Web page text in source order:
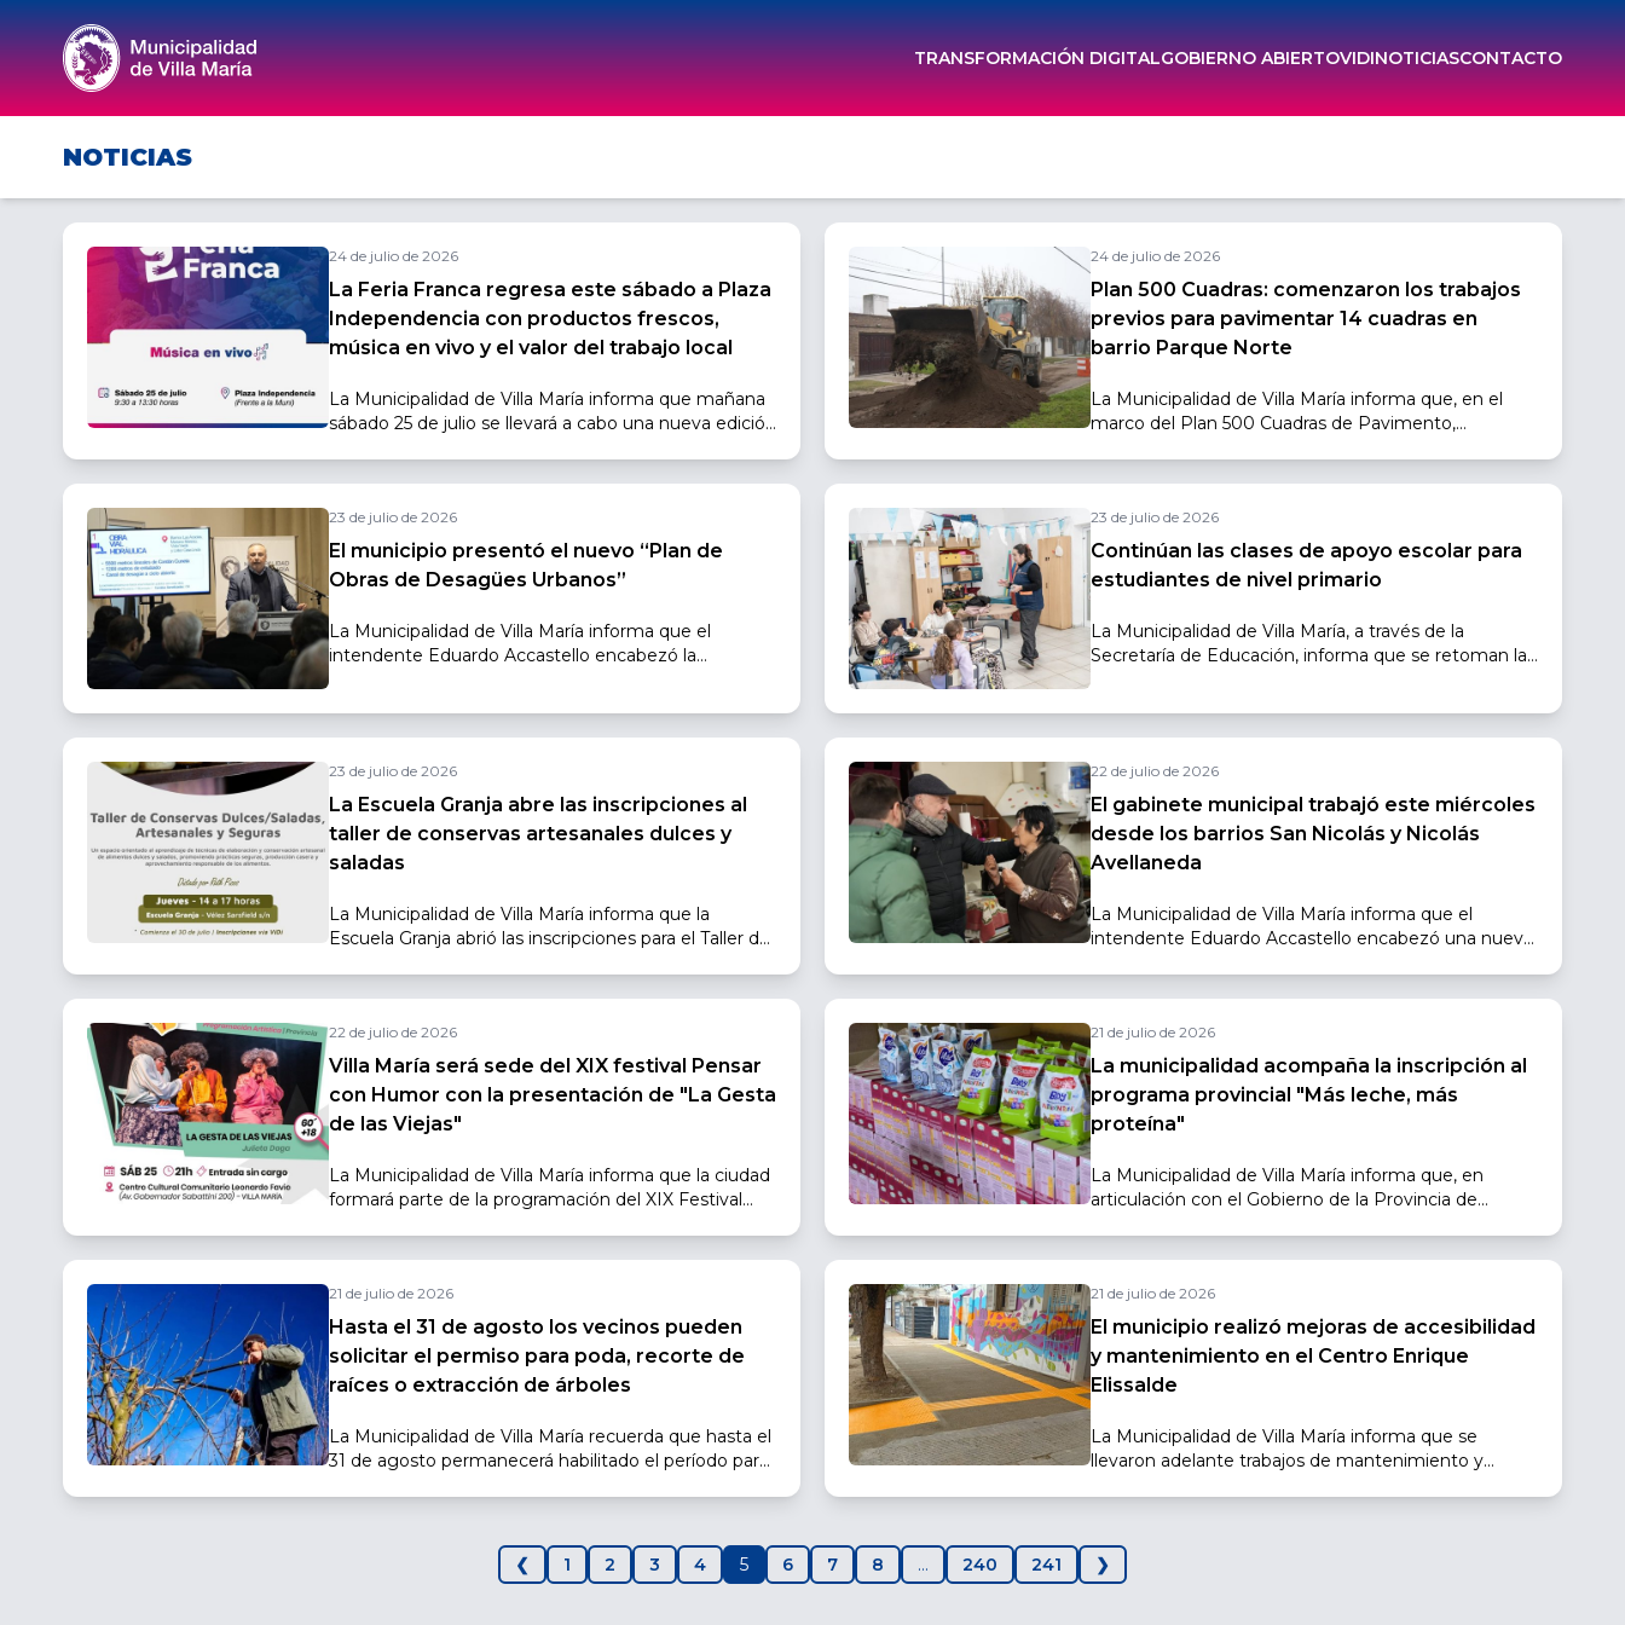
TRANSFORMACIÓN DIGITALGOBIERNO ABIERTOVIDINOTICIASCONTACTO
NOTICIAS
24 de julio de 2026
La Feria Franca regresa este sábado a Plaza
Independencia con productos frescos,
música en vivo y el valor del trabajo local
La Municipalidad de Villa María informa que mañana
sábado 25 de julio se llevará a cabo una nueva edición
24 de julio de 2026
Plan 500 Cuadras: comenzaron los trabajos
previos para pavimentar 14 cuadras en
barrio Parque Norte
La Municipalidad de Villa María informa que, en el
marco del Plan 500 Cuadras de Pavimento,
movimiento de suelo y preparación de base.
23 de julio de 2026
El municipio presentó el nuevo “Plan de
Obras de Desagües Urbanos”
La Municipalidad de Villa María informa que el
intendente Eduardo Accastello encabezó la
hídrica. El proyecto fortalecerá la capacidad de
respuesta ante eventos climáticos y generará
beneficios directos e indirectos para todos los barrios
23 de julio de 2026
Continúan las clases de apoyo escolar para
estudiantes de nivel primario
La Municipalidad de Villa María, a través de la
Secretaría de Educación, informa que se retoman las
23 de julio de 2026
La Escuela Granja abre las inscripciones al
taller de conservas artesanales dulces y
saladas
La Municipalidad de Villa María informa que la
Escuela Granja abrió las inscripciones para el Taller de
responsable de alimentos, preservando sus sabores,
nutrientes y calidad.
22 de julio de 2026
El gabinete municipal trabajó este miércoles
desde los barrios San Nicolás y Nicolás
Avellaneda
La Municipalidad de Villa María informa que el
intendente Eduardo Accastello encabezó una nueva
anteriormente se desarrolló en Las Playas, Los
Olmos y San Martín.
22 de julio de 2026
Villa María será sede del XIX festival Pensar
con Humor con la presentación de "La Gesta
de las Viejas"
La Municipalidad de Villa María informa que la ciudad
formará parte de la programación del XIX Festival
acercar propuestas escénicas al público.
21 de julio de 2026
La municipalidad acompaña la inscripción al
programa provincial "Más leche, más
proteína"
La Municipalidad de Villa María informa que, en
articulación con el Gobierno de la Provincia de
leche entera para lactantes, niñas y niños.
21 de julio de 2026
Hasta el 31 de agosto los vecinos pueden
solicitar el permiso para poda, recorte de
raíces o extracción de árboles
La Municipalidad de Villa María recuerda que hasta el
31 de agosto permanecerá habilitado el período para
21 de julio de 2026
El municipio realizó mejoras de accesibilidad
y mantenimiento en el Centro Enrique
Elissalde
La Municipalidad de Villa María informa que se
llevaron adelante trabajos de mantenimiento y
diariamente al lugar.
❮ 1 2 3 4 5 6 7 8 … 240 241 ❯